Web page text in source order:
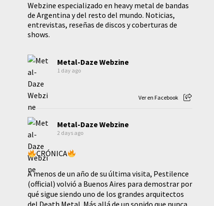
Webzine especializado en heavy metal de bandas
de Argentina y del resto del mundo. Noticias,
entrevistas, reseñas de discos y coberturas de
shows.
Metal-Daze Webzine
1 day ago
Ver en Facebook
Metal-Daze Webzine
2 days ago
CRÓNICA
A menos de un año de su última visita, Pestilence
(official) volvió a Buenos Aires para demostrar por
qué sigue siendo uno de los grandes arquitectos
del Death Metal. Más allá de un sonido que nunca